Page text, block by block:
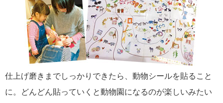
仕上げ磨きまでしっかりできたら、動物シールを貼ること
に。どんどん貼っていくと動物園になるのが楽しいみたい